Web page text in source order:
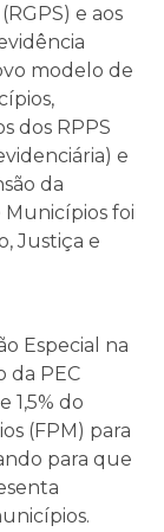
e aos
modelo de
dos RPPS
e
da
Municípios foi
Justiça e
Especial na
da PEC
1,5% do
(FPM) para
para que